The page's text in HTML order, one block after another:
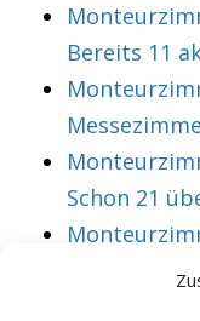
Bereits 11
Schon 21
Über 36